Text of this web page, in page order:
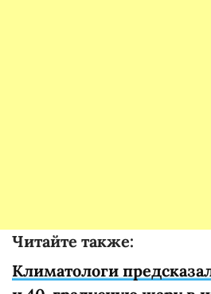
Читайте также:
Климатологи